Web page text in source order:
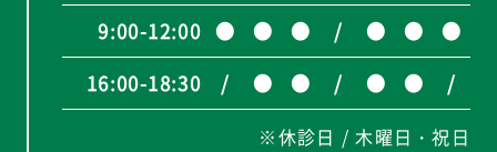
9:00-12:00 ● ● ● / ● ●
●
16:00-18:30
/ ● ● / ● ● /
※休診日 / 木曜日・祝日